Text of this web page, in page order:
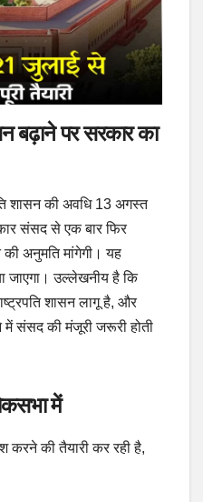
बढ़ाने पर सरकार का
शासन की अवधि 13 अगस्त
संसद से एक बार फिर
की अनुमति मांगेगी। यह
जाएगा। उल्लेखनीय है कि
शासन लागू है, और
संसद की मंजूरी जरूरी होती
में
की तैयारी कर रही है,